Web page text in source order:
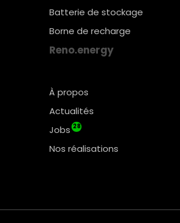
Batterie de stockage
Borne de recharge
Reno.energy
À propos
Actualités
Jobs 28
Nos réalisations